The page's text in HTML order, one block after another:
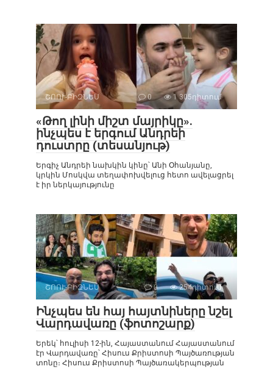
ՇՈՈՒ-ԲԻԶՆԵՍ 0 1 305դիտում
«Թող լինի միշտ մայրիկը».
ինչպես է երգում Անդրեի
դուստրը (տեսանյութ)
Երգիչ Անդրեի նախկին կինը՝ Անի Օհանյանը,
կրկին Մոսկվա տեղափոխվելուց հետո ավելացրել
է իր ներկայությունը
ՇՈՈՒ-ԲԻԶՆԵՍ 0 254դիտում
Ինչպես են հայ հայտնիները նշել
Վարդավառը (ֆոտոշարք)
Երեկ՝ հուլիսի 12-ին, Հայաստանում Հայաստանում
էր Վարդավառը՝ Հիսուս Քրիստոսի Պայծառության
տոնը։ Հիսուս Քրիստոսի Պայծառակերպության